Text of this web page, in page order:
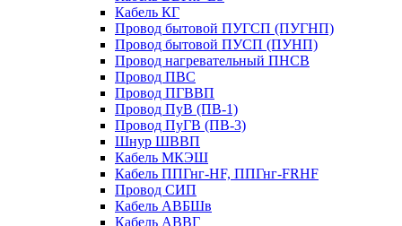
Кабель КГ
Провод бытовой ПУГСП (ПУГНП)
Провод бытовой ПУСП (ПУНП)
Провод нагревательный ПНСВ
Провод ПВС
Провод ПГВВП
Провод ПуВ (ПВ-1)
Провод ПуГВ (ПВ-3)
Шнур ШВВП
Кабель МКЭШ
Кабель ППГнг-HF, ППГнг-FRHF
Провод СИП
Кабель АВБШв
Кабель АВВГ